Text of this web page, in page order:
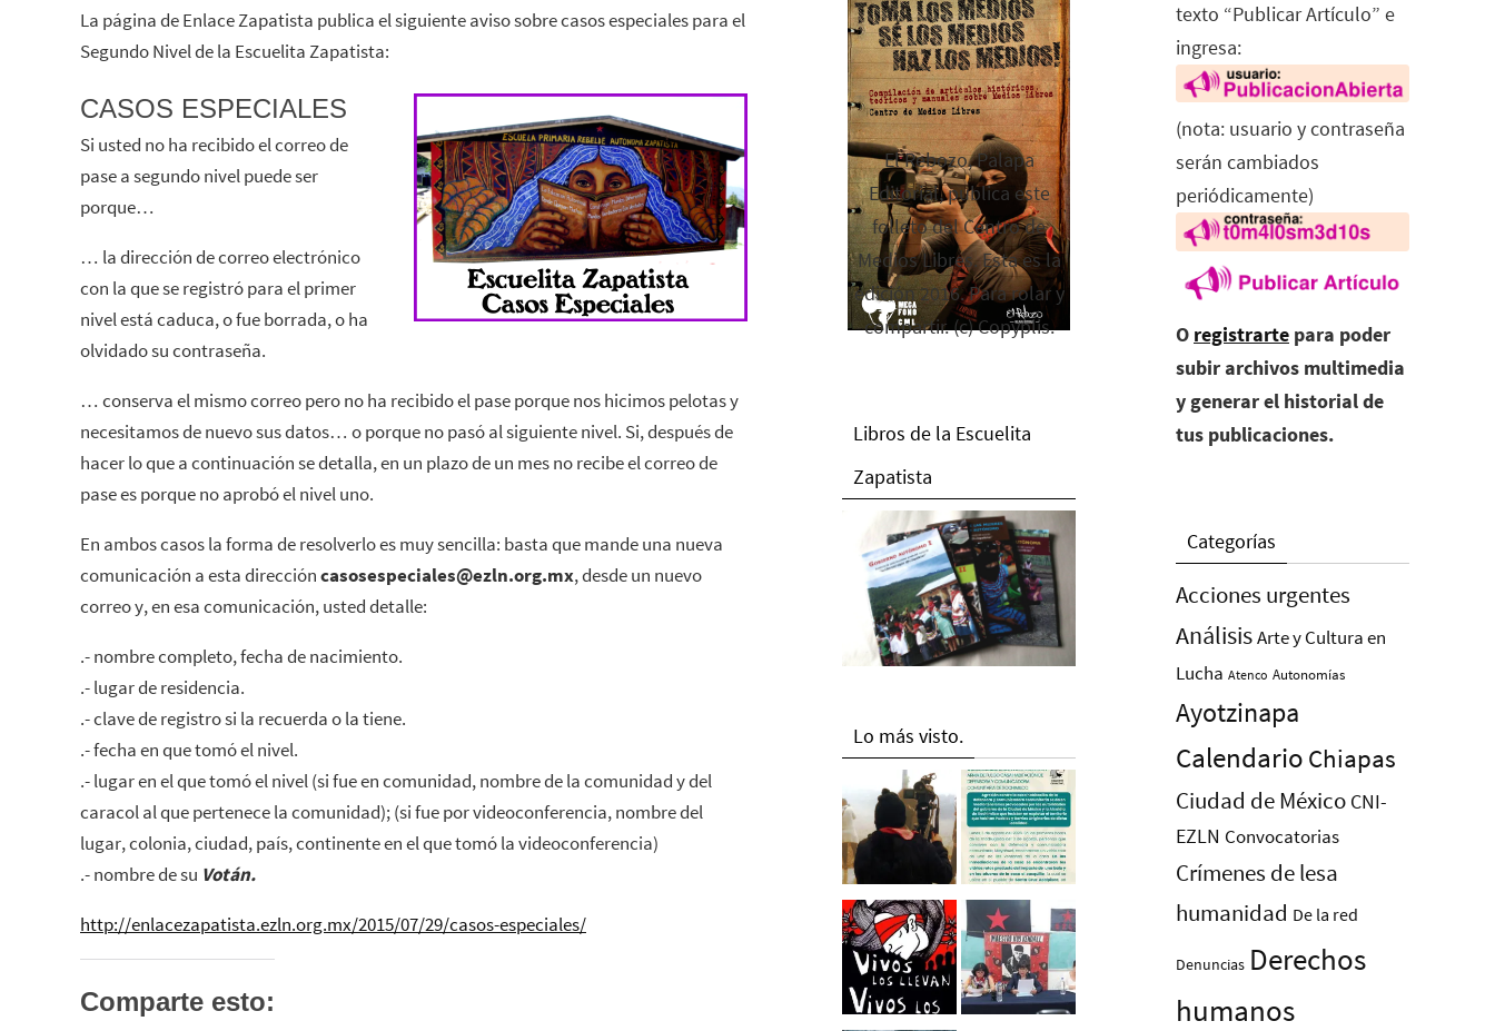
La página de Enlace Zapatista publica el siguiente aviso sobre casos especiales para el
Segundo Nivel de la Escuelita Zapatista:
CASOS ESPECIALES
Si usted no ha recibido el correo de
pase a segundo nivel puede ser
porque…
… la dirección de correo electrónico
con la que se registró para el primer
nivel está caduca, o fue borrada, o ha
olvidado su contraseña.
… conserva el mismo correo pero no ha recibido el pase porque nos hicimos pelotas y
necesitamos de nuevo sus datos… o porque no pasó al siguiente nivel. Si, después de
hacer lo que a continuación se detalla, en un plazo de un mes no recibe el correo de
pase es porque no aprobó el nivel uno.
En ambos casos la forma de resolverlo es muy sencilla: basta que mande una nueva
comunicación a esta direccióncasosespeciales@ezln.org.mx, desde un nuevo
correo y, en esa comunicación, usted detalle:
.- nombre completo, fecha de nacimiento.
.- lugar de residencia.
.- clave de registro si la recuerda o la tiene.
.- fecha en que tomó el nivel.
.- lugar en el que tomó el nivel (si fue en comunidad, nombre de la comunidad y del
caracol al que pertenece la comunidad); (si fue por videoconferencia, nombre del
lugar, colonia, ciudad, país, continente en el que tomó la videoconferencia)
.- nombre de su Votán.
http://enlacezapatista.ezln.org.mx/2015/07/29/casos-especiales/
Comparte esto:
El Rebozo, Palapa
Editorial, publica este
folleto del Centro de
Medios Libres. Esta es la
edición 2016. Para rolar y
compartir. (c) Copyplis.
Libros de la Escuelita
Zapatista
Lo más visto.
texto “Publicar Artículo” e
ingresa:
(nota: usuario y contraseña
serán cambiados
periódicamente)
O registrarte para poder
subir archivos multimedia
y generar el historial de
tus publicaciones.
Categorías
Acciones urgentes
AnálisisArte y Cultura en
Lucha Atenco Autonomías
Ayotzinapa
Calendario Chiapas
Ciudad de México CNI-
EZLN Convocatorias
Crímenes de lesa
humanidad De la red
Denuncias Derechos
humanos